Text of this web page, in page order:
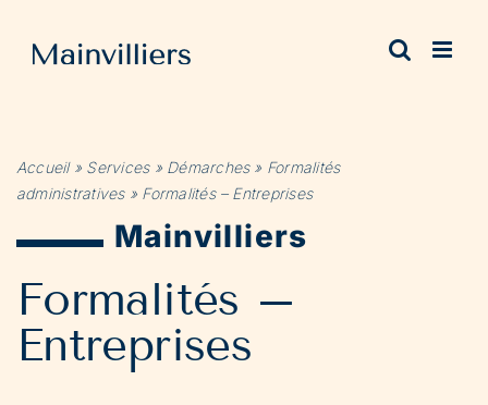
contenu
Accueil» Services» Démarches» Formalités
administratives» Formalités – Entreprises
Mainvilliers
Formalités –
Entreprises